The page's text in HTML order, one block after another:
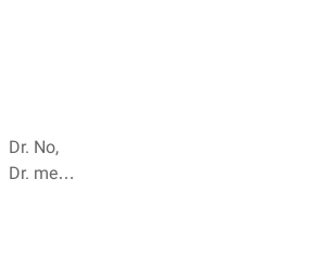
Dr. No,
Dr. med.